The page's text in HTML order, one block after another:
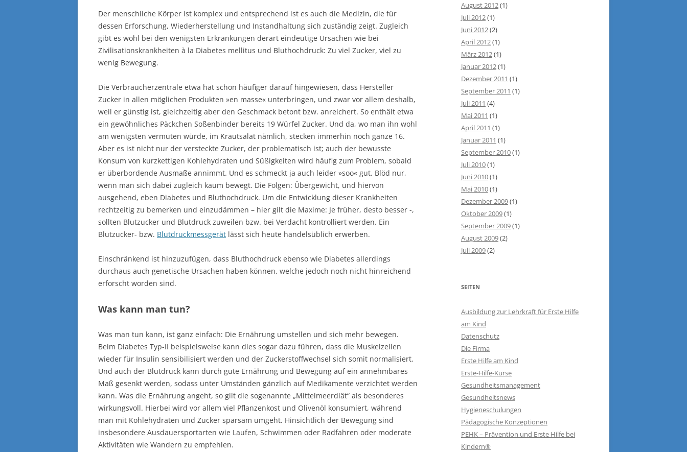
Der menschliche Körper ist komplex und entsprechend ist es auch die Medizin, die für
dessen Erforschung, Wiederherstellung und Instandhaltung sich zuständig zeigt. Zugleich
gibt es wohl bei den wenigsten Erkrankungen derart eindeutige Ursachen wie bei
Zivilisationskrankheiten à la Diabetes mellitus und Bluthochdruck: Zu viel Zucker, viel zu
wenig Bewegung.
Die Verbraucherzentrale etwa hat schon häufiger darauf hingewiesen, dass Hersteller
Zucker in allen möglichen Produkten »en masse« unterbringen, und zwar vor allem deshalb,
weil er günstig ist, gleichzeitig aber den Geschmack betont bzw. anreichert. So enthält etwa
ein gewöhnliches Päckchen Soßenbinder bereits 19 Würfel Zucker. Und da, wo man ihn wohl
am wenigsten vermuten würde, im Krautsalat nämlich, stecken immerhin noch ganze 16.
Aber es ist nicht nur der versteckte Zucker, der problematisch ist; auch der bewusste
Konsum von kurzkettigen Kohlehydraten und Süßigkeiten wird häufig zum Problem, sobald
er überbordende Ausmaße annimmt. Und es schmeckt ja auch leider »soo« gut. Blöd nur,
wenn man sich dabei zugleich kaum bewegt. Die Folgen: Übergewicht, und hiervon
ausgehend, eben Diabetes und Bluthochdruck. Um die Entwicklung dieser Krankheiten
rechtzeitig zu bemerken und einzudämmen – hier gilt die Maxime: Je früher, desto besser -,
sollten Blutzucker und Blutdruck zuweilen bzw. bei Verdacht kontrolliert werden. Ein
Blutzucker- bzw. Blutdruckmessgerät lässt sich heute handelsüblich erwerben.
Einschränkend ist hinzuzufügen, dass Bluthochdruck ebenso wie Diabetes allerdings
durchaus auch genetische Ursachen haben können, welche jedoch noch nicht hinreichend
erforscht worden sind.
Was kann man tun?
Was man tun kann, ist ganz einfach: Die Ernährung umstellen und sich mehr bewegen.
Beim Diabetes Typ-II beispielsweise kann dies sogar dazu führen, dass die Muskelzellen
wieder für Insulin sensibilisiert werden und der Zuckerstoffwechsel sich somit normalisiert.
Und auch der Blutdruck kann durch gute Ernährung und Bewegung auf ein annehmbares
Maß gesenkt werden, sodass unter Umständen gänzlich auf Medikamente verzichtet werden
kann. Was die Ernährung angeht, so gilt die sogenannte „Mittelmeerdiät“ als besonderes
wirkungsvoll. Hierbei wird vor allem viel Pflanzenkost und Olivenöl konsumiert, während
man mit Kohlehydraten und Zucker sparsam umgeht. Hinsichtlich der Bewegung sind
insbesondere Ausdauersportarten wie Laufen, Schwimmen oder Radfahren oder moderate
Aktivitäten wie Wandern zu empfehlen.
August 2012(1)
Juli 2012(1)
Juni 2012(2)
April 2012(1)
März 2012(1)
Januar 2012(1)
Dezember 2011 (1)
September 2011 (1)
Juli 2011 (4)
Mai 2011 (1)
April 2011 (1)
Januar 2011 (1)
September 2010(1)
Juli 2010(1)
Juni 2010(1)
Mai 2010(1)
Dezember 2009(1)
Oktober 2009(1)
September 2009(1)
August 2009(2)
Juli 2009(2)
SEITEN
Ausbildung zur Lehrkraft für Erste Hilfe
am Kind
Datenschutz
Die Firma
Erste Hilfe am Kind
Erste-Hilfe-Kurse
Gesundheitsmanagement
Gesundheitsnews
Hygieneschulungen
Pädagogische Konzeptionen
PEHK – Prävention und Erste Hilfe bei
Kindern®